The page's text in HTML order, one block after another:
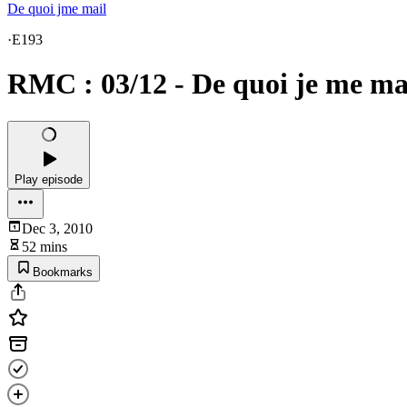
De quoi jme mail
·E193
RMC : 03/12 - De quoi je me
Play episode
Dec 3, 2010
52 mins
Bookmarks